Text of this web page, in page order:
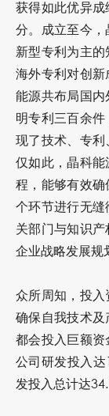
获得如此优异
分。成立至今
新型专利为主
海外专利对创
能源共布局国
明专利三百余
现了技术、专
仅如此，晶科
程，能够有效
个环节进行无
关部门与知识
企业战略发展规
众所周知，投
确保自我技术
都会投入巨额资
公司研发投入
发投入总计达